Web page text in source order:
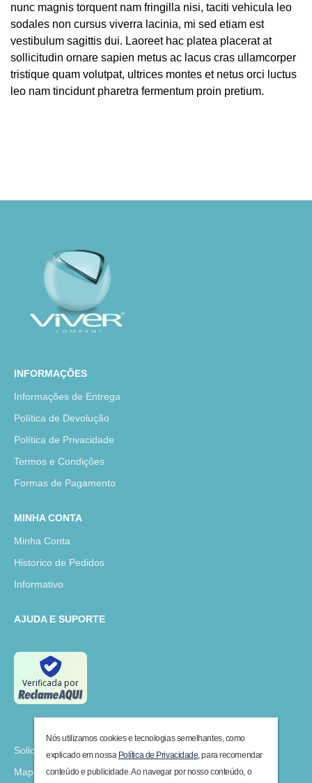
nunc magnis torquent nam fringilla nisi, taciti vehicula leo
sodales non cursus viverra lacinia, mi sed etiam est
vestibulum sagittis dui. Laoreet hac platea placerat at
sollicitudin ornare sapien metus ac lacus cras ullamcorper
tristique quam volutpat, ultrices montes et netus orci luctus
leo nam tincidunt pharetra fermentum proin pretium.
INFORMAÇÕES
Informações de Entrega
Política de Devolução
Política de Privacidade
Termos e Condições
Formas de Pagamento
MINHA CONTA
Minha Conta
Historico de Pedidos
Informativo
AJUDA E SUPORTE
Verificada por
Solicitar Devolução
Mapa do Site
Nós utilizamos cookies e tecnologias semelhantes, como
explicado em nossa Política de Privacidade, para recomendar
conteúdo e publicidade. Ao navegar por nosso conteúdo, o